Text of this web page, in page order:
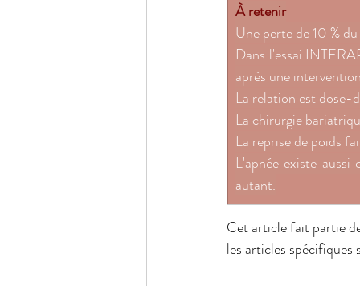
À retenir
Une perte de 10 %
Dans l'essai
après une
La relation est dose-
La chirurgie
La reprise de poids
L'apnée existe
autant.
Cet article fait partie
les articles spécifiques